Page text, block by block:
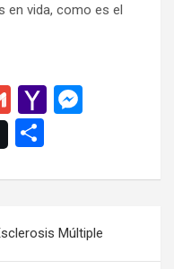
en vida, como es el
G
m
ail
Y
o
M
n
er
m
p
arMúltiple